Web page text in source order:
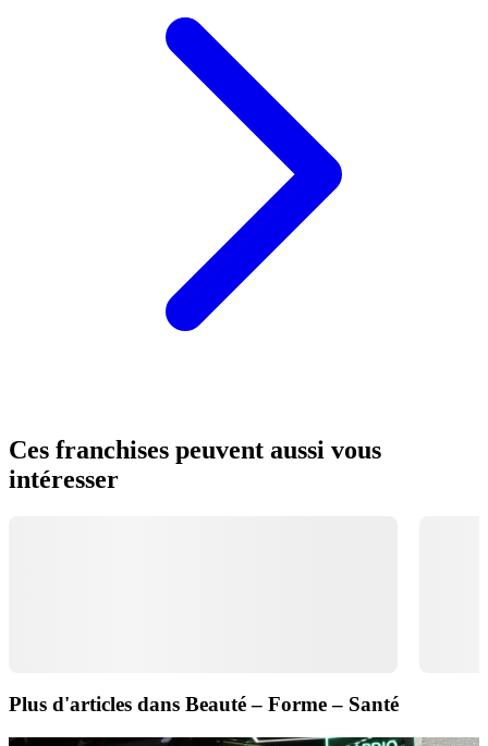
Ces franchises peuvent aussi vous
intéresser
Plus d'articles dans Beauté – Forme – Santé